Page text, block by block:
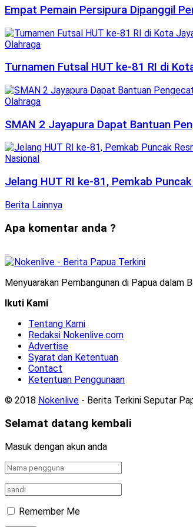
Empat Pemain Persipura Dipanggil
Olahraga
Turnamen Futsal HUT ke-81 RI di
Olahraga
SMAN 2 Jayapura Dapat Bantuan
Nasional
Jelang HUT RI ke-81, Pemkab
Berita Lainnya
Apa komentar anda ?
Menyuarakan Pembangunan di Papua dalam
Ikuti Kami
Tentang Kami
Redaksi Nokenlive.com
Advertise
Syarat dan Ketentuan
Contact
Ketentuan Penggunaan
© 2018 Nokenlive - Berita Terkini Seputar
Selamat datang kembali
Masuk dengan akun anda
Remember Me